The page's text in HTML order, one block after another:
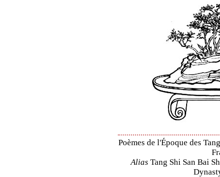
Poèmes de l'Époque des
Alias Tang Shi San Bai